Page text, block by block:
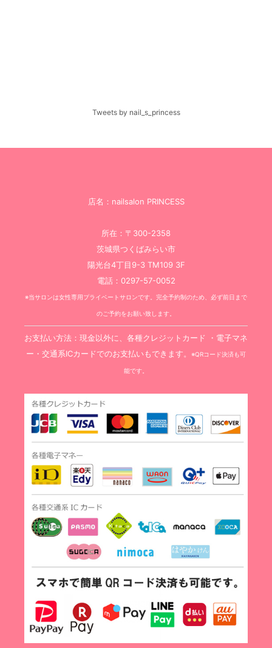
Tweets by nail_s_princess
店名：nailsalon PRINCESS
所在：〒300-2358
茨城県つくばみらい市
陽光台4丁目9-3 TM109 3F
電話：0297-57-0052
※当サロンは女性専用プライベートサロンです。完全予約制のため、必ず前日まで
のご予約をお願い致します。
お支払い方法：現金以外に、各種クレジットカード ・電子マネ
ー・交通系ICカードでのお支払いもできます。
※QRコード決済も可
能です。